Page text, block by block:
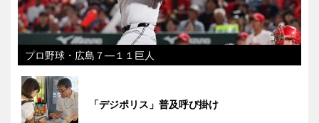
プロ野球・広島７―１１巨人
「デジポリス」普及呼び掛け